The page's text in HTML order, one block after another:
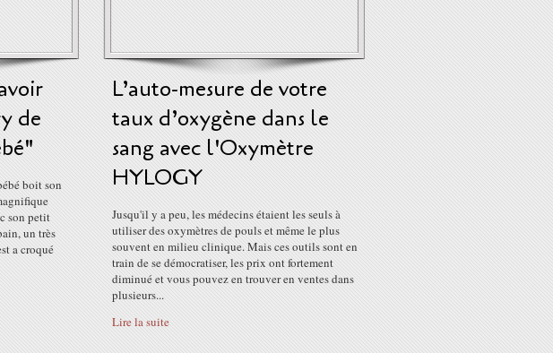
de
boit son
son petit
un très
a croqué
L’auto-mesure de votre
taux d’oxygène dans le
sang avec l'Oxymètre
HYLOGY
Jusqu'il y a peu, les médecins étaient les seuls à
utiliser des oxymètres de pouls et même le plus
souvent en milieu clinique. Mais ces outils sont en
train de se démocratiser, les prix ont fortement
diminué et vous pouvez en trouver en ventes dans
plusieurs...
Lire la suite